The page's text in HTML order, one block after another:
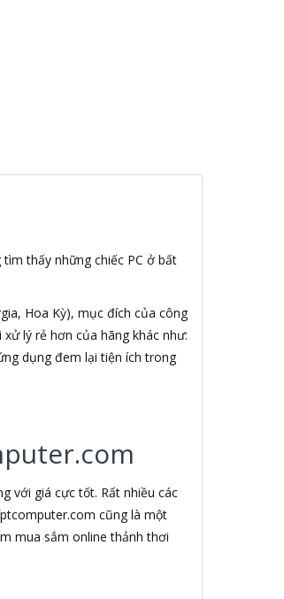
thấy những chiếc PC ở bất
Hoa Kỳ), mục đích của công
lý rẻ hơn của hãng khác như:
dụng đem lại tiện ích trong
với giá cực tốt. Rất nhiều các
cũng là một
mua sắm online thảnh thơi